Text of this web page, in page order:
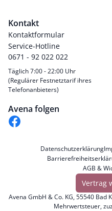
Kontakt
Kontaktformular
Service-Hotline
0671 - 92 022 022
Täglich 7:00 - 22:00 Uhr
(Regulärer Festnetztarif ihres
Telefonanbieters)
Avena folgen
Datenschutzerklärung
AGB &
Vertrag
Avena GmbH & Co. KG, 55540 Bad
Mehrwertsteuer,